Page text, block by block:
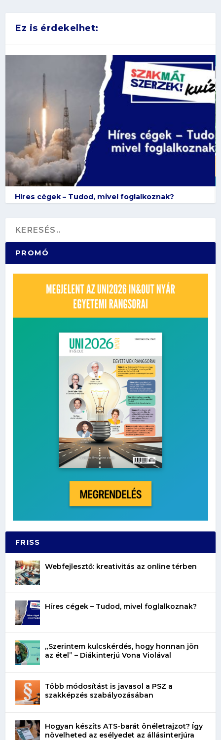
Ez is érdekelhet:
Híres cégek – Tudod, mivel foglalkoznak?
PROMÓ
FRISS
Webfejlesztő: kreativitás az online térben
Híres cégek – Tudod, mivel foglalkoznak?
„Szerintem kulcskérdés, hogy honnan jön
az étel” – Diákinterjú Vona Violával
Több módosítást is javasol a PSZ a
szakképzés szabályozásában
Hogyan készíts ATS-barát önéletrajzot? Így
növelheted az esélyedet az állásinterjúra